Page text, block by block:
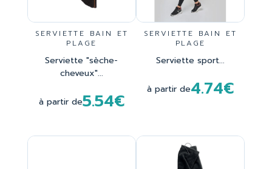
SERVIETTE BAIN ET
PLAGE
Serviette "sèche-
cheveux"...
à partir de5.54€
SERVIETTE BAIN ET
PLAGE
Serviette sport...
à partir de4.74€